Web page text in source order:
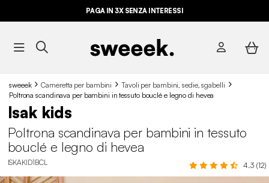
PAGA IN 3X SENZA INTERESSI
sweeek Cameretta per bambini
Tavoli per bambini, sedie, sgabelli
Poltrona scandinava per bambini in tessuto bouclé e legno di hevea
Isak kids
Poltrona scandinava per bambini in tessuto
bouclé e legno di hevea
ISKAKID1BCL 4.3 (12)